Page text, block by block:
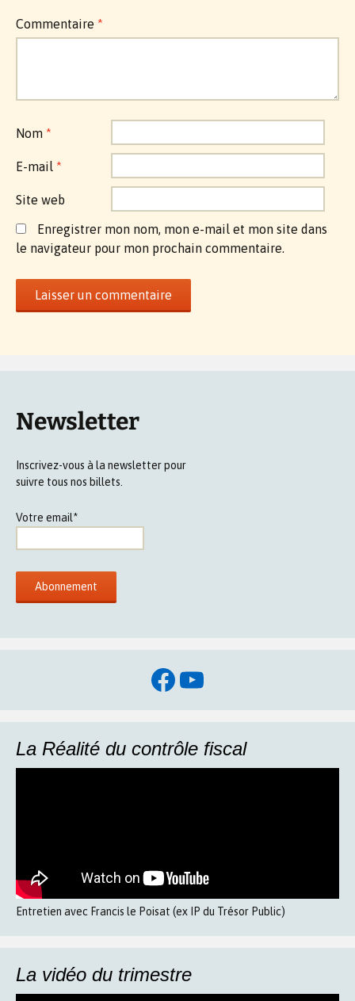
Commentaire *
Nom *
E-mail *
Site web
Enregistrer mon nom, mon e-mail et mon site dans
le navigateur pour mon prochain commentaire.
Newsletter
Inscrivez-vous à la newsletter pour
suivre tous nos billets.
Votre email*
Facebook
YouTube
La Réalité du contrôle fiscal
Entretien avec Francis le Poisat (ex IP du Trésor Public)
La vidéo du trimestre